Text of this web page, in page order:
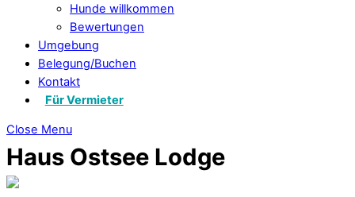
Hunde willkommen
Bewertungen
Umgebung
Belegung/Buchen
Kontakt
Für Vermieter
Close Menu
Haus Ostsee Lodge